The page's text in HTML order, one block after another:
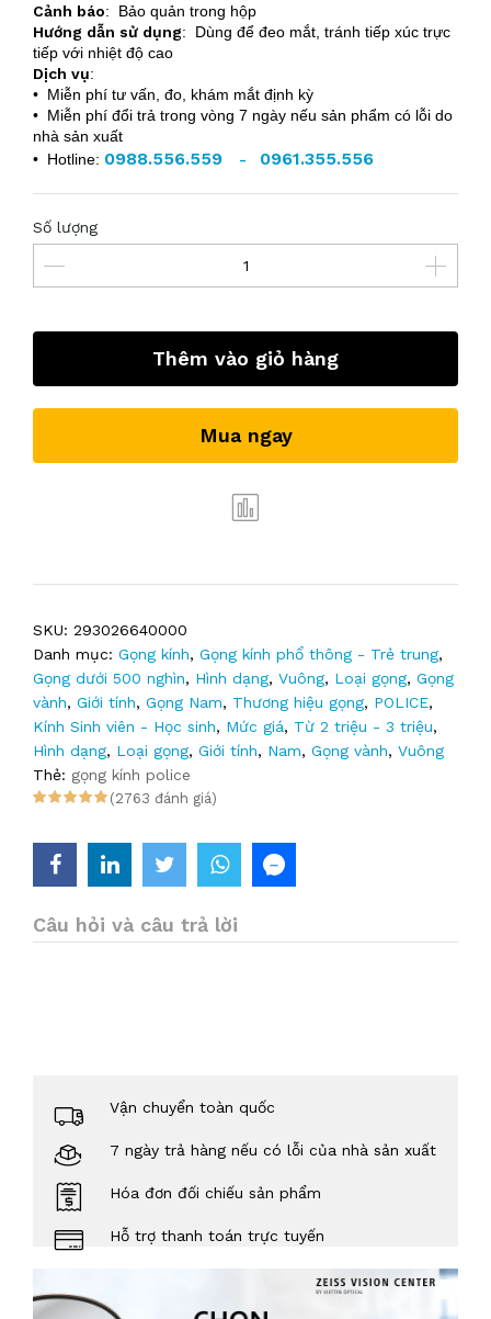
Cảnh báo: Bảo quản trong hộp
Hướng dẫn sử dụng: Dùng để đeo mắt, tránh tiếp xúc trực
tiếp với nhiệt độ cao
Dịch vụ:
• Miễn phí tư vấn, đo, khám mắt định kỳ
• Miễn phí đổi trả trong vòng 7 ngày nếu sản phẩm có lỗi do
nhà sản xuất
• Hotline: 0988.556.559 - 0961.355.556
Số lượng
Thêm vào giỏ hàng
Mua ngay
SKU: 293026640000
Danh mục: Gọng kính, Gọng kính phổ thông - Trẻ trung,
Gọng dưới 500 nghìn, Hình dạng, Vuông, Loại gọng, Gọng
vành, Giới tính, Gọng Nam, Thương hiệu gọng, POLICE,
Kính Sinh viên - Học sinh, Mức giá, Từ 2 triệu - 3 triệu,
Hình dạng, Loại gọng, Giới tính, Nam, Gọng vành, Vuông
Thẻ: gọng kính police
(2763 đánh giá)
Câu hỏi và câu trả lời
Vận chuyển toàn quốc
7 ngày trả hàng nếu có lỗi của nhà sản xuất
Hóa đơn đối chiếu sản phẩm
Hỗ trợ thanh toán trực tuyến